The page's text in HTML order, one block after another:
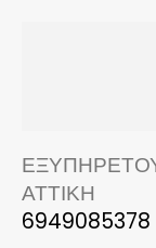
ΑΤΤΙΚΗ
6949085378